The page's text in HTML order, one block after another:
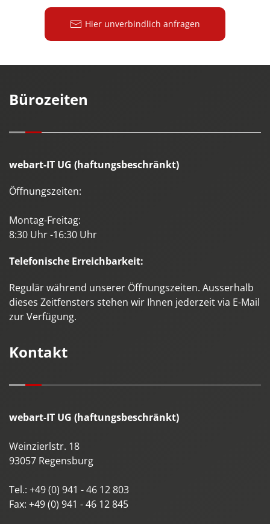
Hier unverbindlich anfragen
Bürozeiten
webart-IT UG (haftungsbeschränkt)
Öffnungszeiten:
Montag-Freitag:
8:30 Uhr -16:30 Uhr
Telefonische Erreichbarkeit:
Regulär während unserer Öffnungszeiten. Ausserhalb
dieses Zeitfensters stehen wir Ihnen jederzeit via E-Mail
zur Verfügung.
Kontakt
webart-IT UG (haftungsbeschränkt)
Weinzierlstr. 18
93057 Regensburg
Tel.: +49 (0) 941 - 46 12 803
Fax: +49 (0) 941 - 46 12 845